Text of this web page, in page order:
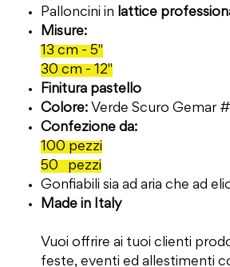
Palloncini in lattice
Misure:
13 cm - 5"
30 cm - 12"
Finitura pastello
Colore: Verde Scuro Gemar
Confezione da:
100 pezzi
50 pezzi
Gonfiabili sia ad aria che ad
Made in Italy
Vuoi offrire ai tuoi clienti
feste, eventi ed allestimenti